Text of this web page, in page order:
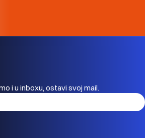
i u inboxu, ostavi svoj mail.